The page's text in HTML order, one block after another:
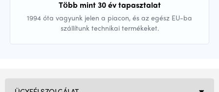
Több mint 30 év tapasztalat
1994 óta vagyunk jelen a piacon, és az egész EU-ba
szállítunk technikai termékeket.